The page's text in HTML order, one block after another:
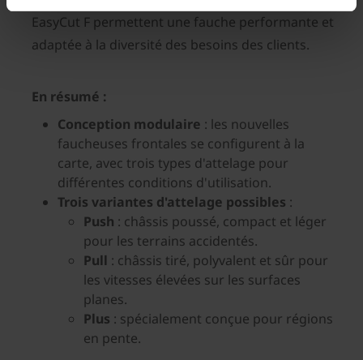
EasyCut F permettent une fauche performante et
adaptée à la diversité des besoins des clients.
En résumé :
Conception modulaire : les nouvelles
faucheuses frontales se configurent à la
carte, avec trois types d'attelage pour
différentes conditions d'utilisation.
Trois variantes d'attelage possibles :
Push : châssis poussé, compact et léger
pour les terrains accidentés.
Pull : châssis tiré, polyvalent et sûr pour
les vitesses élevées sur les surfaces
planes.
Plus : spécialement conçue pour régions
en pente.